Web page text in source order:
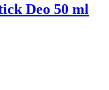
Deo 50 ml